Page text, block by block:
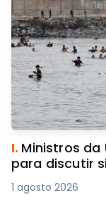
I. Ministros
para discutir
1 agosto 2026